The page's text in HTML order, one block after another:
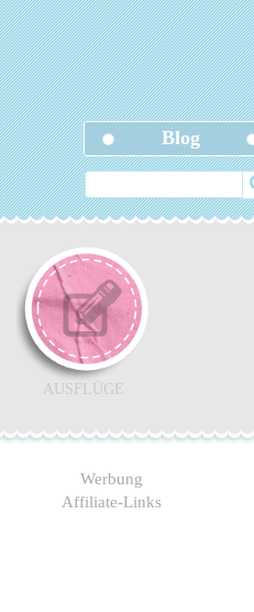
Blog
AUSFLÜGE
Werbung
Affiliate-Links